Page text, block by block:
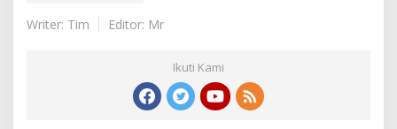
Writer: Tim Editor: Mr
Ikuti Kami